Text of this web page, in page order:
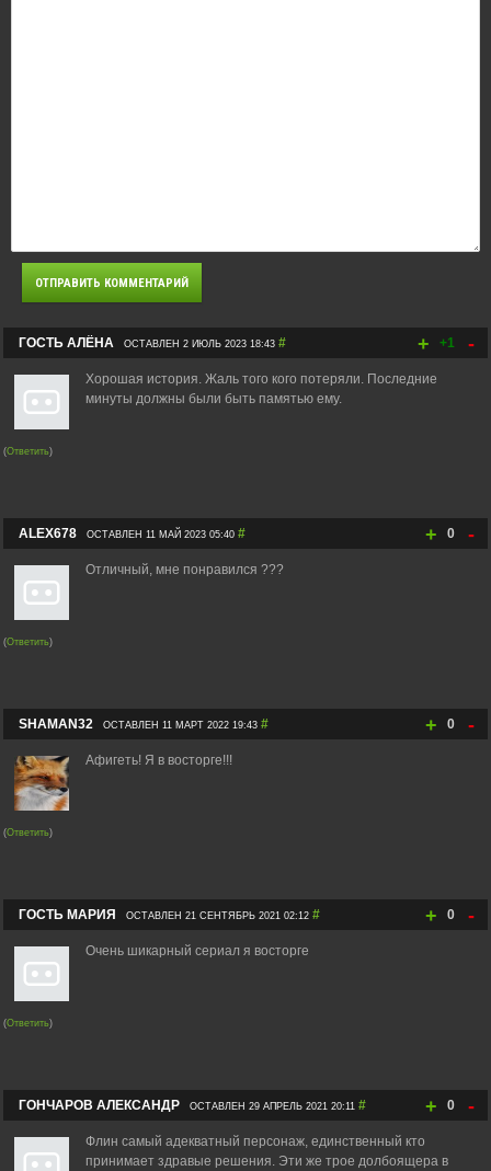
+ +1 -
ГОСТЬ АЛЁНА ОСТАВЛЕН 2 ИЮЛЬ 2023 18:43 #
Хорошая история. Жаль того кого потеряли. Последние
минуты должны были быть памятью ему.
(Ответить)
+ 0 -
ALEX678 ОСТАВЛЕН 11 МАЙ 2023 05:40 #
Отличный, мне понравился ???
(Ответить)
+ 0 -
SHAMAN32 ОСТАВЛЕН 11 МАРТ 2022 19:43 #
Афигеть! Я в восторге!!!
(Ответить)
+ 0 -
ГОСТЬ МАРИЯ ОСТАВЛЕН 21 СЕНТЯБРЬ 2021 02:12 #
Очень шикарный сериал я восторге
(Ответить)
+ 0 -
ГОНЧАРОВ АЛЕКСАНДР ОСТАВЛЕН 29 АПРЕЛЬ 2021 20:11 #
Флин самый адекватный персонаж, единственный кто
принимает здравые решения. Эти же трое долбоящера в